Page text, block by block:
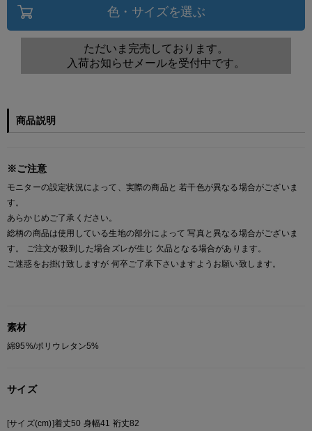
色・サイズを選ぶ
ただいま完売しております。
入荷お知らせメールを受付中です。
商品説明
※ご注意
モニターの設定状況によって、実際の商品と 若干色が異なる場合がございま
す。
あらかじめご了承ください。
総柄の商品は使用している生地の部分によって 写真と異なる場合がございま
す。 ご注文が殺到した場合ズレが生じ 欠品となる場合があります。
ご迷惑をお掛け致しますが 何卒ご了承下さいますようお願い致します。
素材
綿95%/ポリウレタン5%
サイズ
[サイズ(cm)]着丈50 身幅41 裄丈82